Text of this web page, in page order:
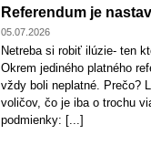
Referendum je
05.07.2026
Netreba si robiť ilúzie- ten
Okrem jediného platného
vždy boli neplatné. Prečo?
voličov, čo je iba o trochu
podmienky: [...]